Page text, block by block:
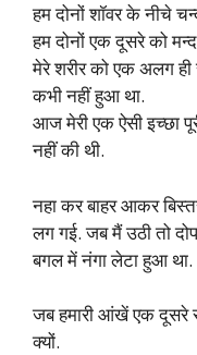
हम दोनों शॉवर के नीचे
हम दोनों एक दूसरे को
मेरे शरीर को एक अलग
कभी नहीं हुआ था.
आज मेरी एक ऐसी इच्छा
नहीं की थी.
नहा कर बाहर आकर
लग गई. जब मैं उठी तो
बगल में नंगा लेटा हुआ था.
जब हमारी आंखें एक दूसरे
क्यों.